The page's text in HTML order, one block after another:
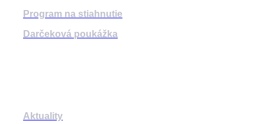
Program na stiahnutie
Darčeková poukážka
Aktuality